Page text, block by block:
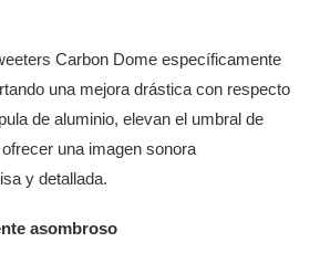
Carbon Dome específicamente
una mejora drástica con respecto
de aluminio, elevan el umbral de
una imagen sonora
y detallada.
asombroso